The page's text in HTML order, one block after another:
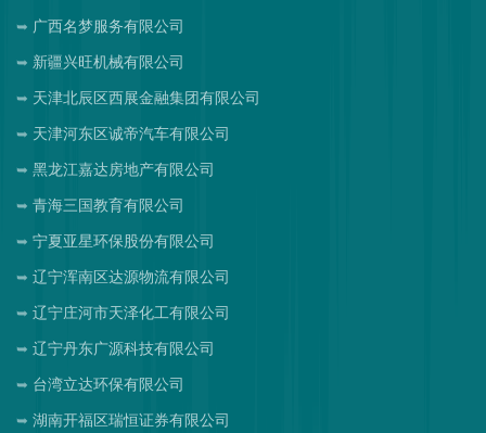
广西名梦服务有限公司
新疆兴旺机械有限公司
天津北辰区西展金融集团有限公司
天津河东区诚帝汽车有限公司
黑龙江嘉达房地产有限公司
青海三国教育有限公司
宁夏亚星环保股份有限公司
辽宁浑南区达源物流有限公司
辽宁庄河市天泽化工有限公司
辽宁丹东广源科技有限公司
台湾立达环保有限公司
湖南开福区瑞恒证券有限公司